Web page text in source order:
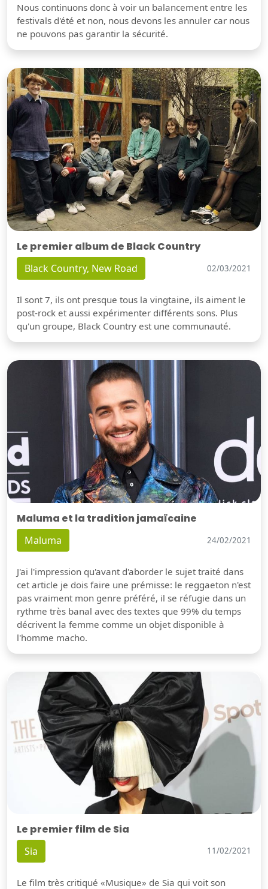
Nous continuons donc à voir un balancement entre les
festivals d'été et non, nous devons les annuler car nous
ne pouvons pas garantir la sécurité.
Le premier album de Black Country
Black Country, New Road 02/03/2021
Il sont 7, ils ont presque tous la vingtaine, ils aiment le
post-rock et aussi expérimenter différents sons. Plus
qu'un groupe, Black Country est une communauté.
Maluma et la tradition jamaïcaine
Maluma 24/02/2021
J'ai l'impression qu'avant d'aborder le sujet traité dans
cet article je dois faire une prémisse: le reggaeton n'est
pas vraiment mon genre préféré, il se réfugie dans un
rythme très banal avec des textes que 99% du temps
décrivent la femme comme un objet disponible à
l'homme macho.
Le premier film de Sia
Sia 11/02/2021
Le film très critiqué «Musique» de Sia qui voit son